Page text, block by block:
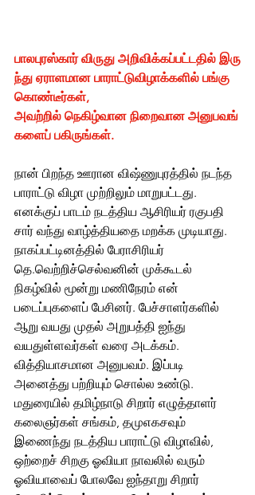
பாலபுரஸ்கார் விருது அறிவிக்கப்பட்டதில் இரு
ந்து ஏராளமான பாராட்டுவிழாக்களில் பங்கு
கொண்டீர்கள்,
அவற்றில் நெகிழ்வான நிறைவான அனுபவங்
களைப் பகிருங்கள்.
நான் பிறந்த ஊரான விஷ்ணுபுரத்தில் நடந்த
பாராட்டு விழா முற்றிலும் மாறுபட்டது.
எனக்குப் பாடம் நடத்திய ஆசிரியர் ரகுபதி
சார் வந்து வாழ்த்தியதை மறக்க முடியாது.
நாகப்பட்டினத்தில் பேராசிரியர்
தெ.வெற்றிச்செல்வனின் முக்கூடல்
நிகழ்வில் மூன்று மணிநேரம் என்
படைப்புகளைப் பேசினர். பேச்சாளர்களில்
ஆறு வயது முதல் அறுபத்தி ஐந்து
வயதுள்ளவர்கள் வரை அடக்கம்.
வித்தியாசமான அனுபவம். இப்படி
அனைத்து பற்றியும் சொல்ல உண்டு.
மதுரையில் தமிழ்நாடு சிறார் எழுத்தாளர்
கலைஞர்கள் சங்கம், தமுஎகசவும்
இணைந்து நடத்திய பாராட்டு விழாவில்,
ஒற்றைச் சிறகு ஓவியா நாவலில் வரும்
ஓவியாவைப் போலவே ஐந்தாறு சிறார்